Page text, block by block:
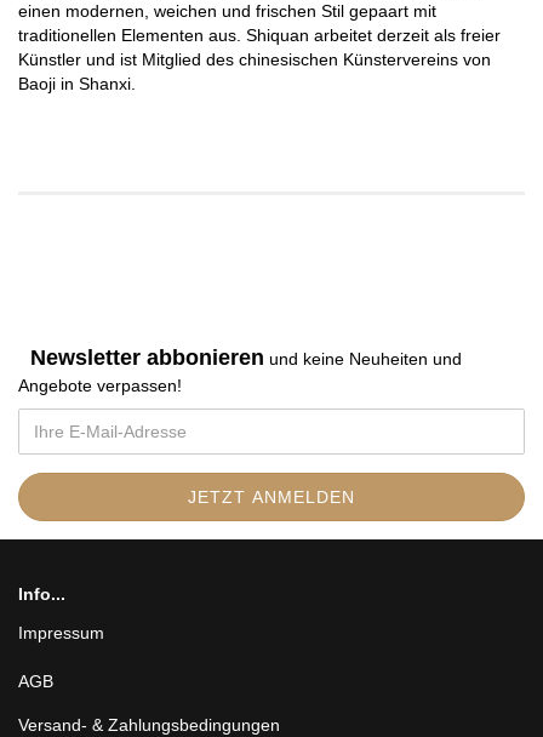
einen modernen, weichen und frischen Stil gepaart mit
traditionellen Elementen aus. Shiquan arbeitet derzeit als freier
Künstler und ist Mitglied des chinesischen Künstervereins von
Baoji in Shanxi.
Newsletter abbonieren und keine Neuheiten und
Angebote verpassen!
Info...
Impressum
AGB
Versand- & Zahlungsbedingungen